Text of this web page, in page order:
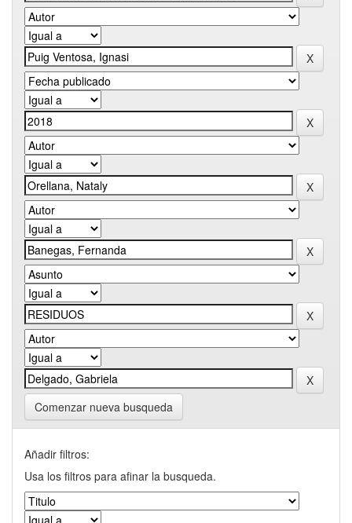
Comenzar nueva busqueda
Añadir filtros:
Usa los filtros para afinar la busqueda.